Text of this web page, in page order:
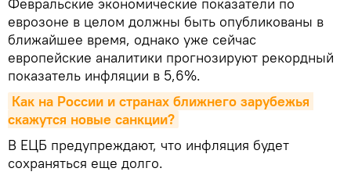
еврозоне в целом должны быть опубликованы в
ближайшее время, однако уже сейчас
европейские аналитики прогнозируют рекордный
показатель инфляции в 5,6%.
Как на России и странах ближнего зарубежья
скажутся новые санкции?
В ЕЦБ предупреждают, что инфляция будет
сохраняться еще долго.